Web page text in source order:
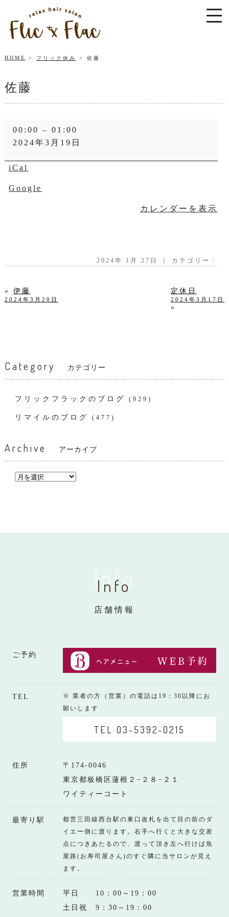
HOME フリック休み 佐藤
佐藤
00:00 – 01:00
2024年3月19日
iCal
Google
カレンダーを表示
2024年 1月 27日 ｜ カテゴリー：
« 伊藤
2024年3月20日
定休日
2024年3月17日
»
Category カテゴリー
フリックフラックのブログ (929)
リマイルのブログ (477)
Archive アーカイブ
Info
Info
店舗情報
ご予約
TEL
※ 業者の方（営業）の電話は19：30以降にお
願いします
TEL 03-5392-0215
住所
〒174-0046
東京都板橋区蓮根２−２８−２１
ワイティーコート
最寄り駅
都営三田線西台駅の東口改札を出て目の前のダ
イエー側に渡ります。右手へ行くと大きな交差
点につきあたるので、渡って頂き左へ行けば魚
屋路(お寿司屋さん)のすぐ隣に当サロンが見え
ます。
営業時間
平日 10：00～19：00
土日祝 9：30～19：00